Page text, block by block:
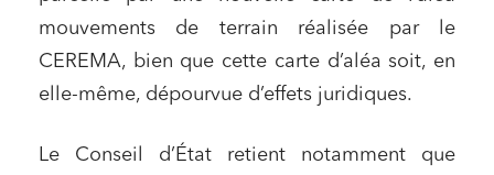
mouvements de terrain réalisée par le
CEREMA, bien que cette carte d’aléa soit, en
elle-même, dépourvue d’effets juridiques.
Le Conseil d’État retient notamment que